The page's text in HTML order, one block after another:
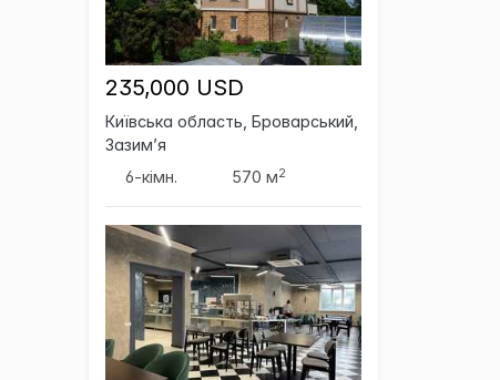
235,000 USD
Київська область, Броварський,
Зазим’я
6-кімн.
570 м2